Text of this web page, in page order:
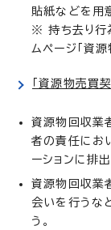
貼紙などを用
※ 持ち去り行
ムページ「資
「資源物売買
資源物回収業
者の責任にお
ーションに排
資源物回収業
会いを行うな
う。